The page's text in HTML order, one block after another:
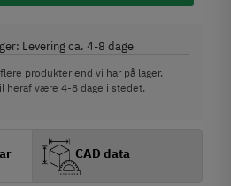
Levering ca. 4-8 dage
produkter end vi har på lager.
heraf være 4-8 dage i stedet.
CAD data